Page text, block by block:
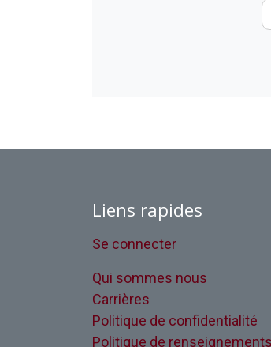
Liens rapides
Se connecter
Qui sommes nous
Carrières
Politique de confidentialité
Politique de renseignements